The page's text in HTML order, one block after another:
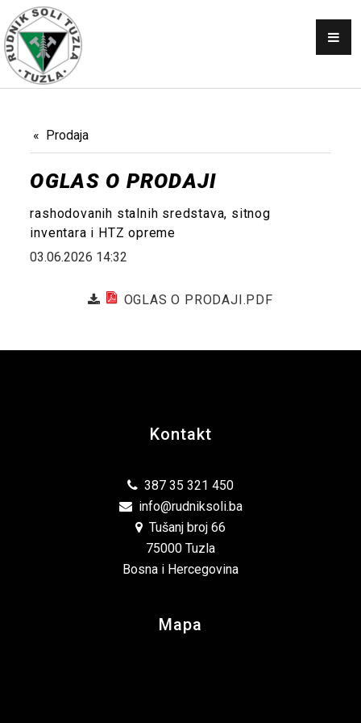
Prodaja
OGLAS O PRODAJI
rashodovanih stalnih sredstava, sitnog
inventara i HTZ opreme
03.06.2026 14:32
OGLAS O PRODAJI.PDF
Kontakt
387 35 321 450
info@rudniksoli.ba
Tušanj broj 66
75000 Tuzla
Bosna i Hercegovina
Mapa
OBAVJEŠTENJA
SKUPŠTINA
NABAVKE
PRODAJA
GALERIJA
KONTAKT
AKTI